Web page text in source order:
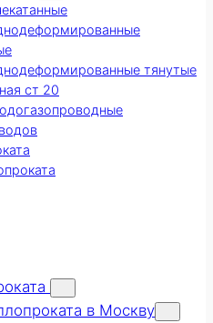
тянутые
ст 20
в Москву